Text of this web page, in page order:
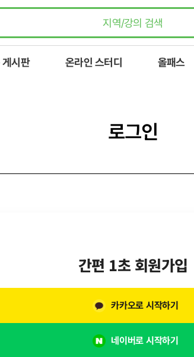
시판 온라인 스터디 올패스
로그인
간편 1초 회원가입
네이버로 시작하기
카카오로 시작하기